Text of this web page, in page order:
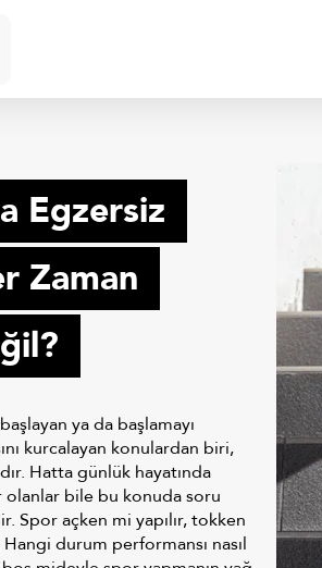
Egzersiz
Zaman
ya da başlamayı
kurcalayan konulardan biri,
Hatta günlük hayatında
olanlar bile bu konuda soru
Spor açken mi yapılır, tokken
durum performansı nasıl